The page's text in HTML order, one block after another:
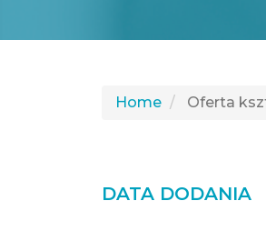
Home Oferta
DATA DODANIA